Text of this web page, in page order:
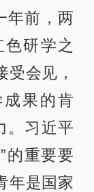
年前，两
研学之
受会见，
果的肯
。习近平
的重要要
年是国家